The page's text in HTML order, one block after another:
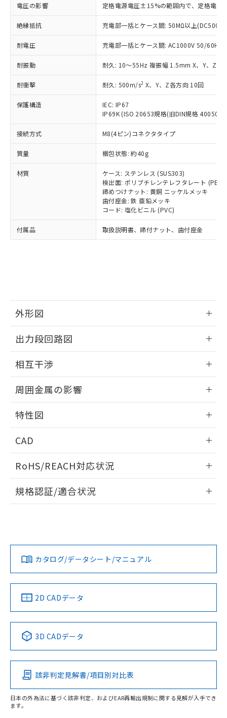
電圧の影響 定格電源電圧±15%の範囲内で、定格電
絶縁抵抗 充電部一括とケース間: 50MΩ以上(DC500V
耐電圧 充電部一括とケース間: AC1000V 50/60Hz
耐振動 耐久: 10～55Hz 複振幅 1.5mm X、Y、Z各
耐衝撃 耐久: 500m/s2 X、Y、Z各方向 10回
保護構造
IEC: IP67
IP69K (ISO 20653規格(旧DIN規格 40050
接続方式 M8(4ピン)コネクタタイプ
質量 梱包状態: 約40g
材質
ケース: ステンレス (SUS303)
検出面: ポリブチレンテレフタレート (PBT)
締めつけナット: 黄銅 ニッケルメッキ
歯付座金: 鉄 亜鉛メッキ
コード: 塩化ビニル (PVC)
付属品 取扱説明書、締付ナット、歯付座金
外形図
外形図
出力段回路図
出力段回路図
タイムチャート
相互干渉
相互干渉
A: 80mm以上、B: 60mm以上
周囲金属の影響
周囲金属の影響
上、n: 24mm以上
特性図
検出物体の大きさと材質による影響
検出領域
CAD
ドすることができます。
ログイン/会員登録
ダウンロードデータをご利用いただく前に、以下を必ずお読
みください。
ソフトウェアの使用条件
RoHS/REACH対応状況
EU RoHS 注意事項・凡例
対応済み
中国 RoHS 注意事項・凡例
Pb Hg Cd Cr(VI)
O
規格認証/適合状況
LR型式承認
（イギリス
船舶規格）
DNV型式承認
（ノルウェー
BV型式承認
（フランス
KR型式
（韓国
No No No No
この製品の規格認証/適合状況ページへ
その他の認証はこちらのページからご検索ください
カタログ/データシート/マニュアル
2D CADデータ
3D CADデータ
該非判定見解書/項目別対比表
日本の外為法に基づく該非判定、およびEAR再輸出規制に関する見解が入手でき
ます。
ことをご了承ください。
在庫状況および標準価格照会結果は、
記載している更新日時点での社内デー
タに基づき作成されるものであり、閲
覧された時点での実際の在庫および標
準価格とは異なる場合があることをご
了承ください。
正式な納期状況および標準価格はお客
様のお取引先、またはお客様担当のオ
ムロン制御機器販売店・当社販売員に
ご相談ください。
オムロン制御機器販売店や当社販売拠
販売ネットワーク
」をご確認
在庫状況および標準価格結果を当社の
事前の承諾なく第三者に漏洩または開
示しないようお願いします。
マイパーツ機能（部品リスト作成サー
ビス）をご利用いただくには、I-Web
メンバーズにご登録されている必要が
お客様が当ウェブサイト上で当社にご
登録された部品リストについて、当社
指します。
*EU RoHS指令（10物質）：
鉛(Pb) 1000ppm以下、 水銀(Hg) 1000ppm以下、 カド
ミウム(Cd) 100ppm以下、
六価クロム(Cr(Ⅵ)) 1000ppm以下、ポリ臭化ビフェニル
類(PBB) 1000ppm以下、ポリ臭化ジフェニルエーテル類
ル) (DEHP)(別名：DOP) 1000ppm以下、フタル酸ブチ
ルベンジル（BBP） 1000ppm以下、フタル酸ジブチル
（DBP） 1000ppm以下、フタル酸ジイソブチル
(DIBP) 1000ppm以下
但し、RoHS指令で産業用監視および制御機器に対する
フタル酸エステル類の４物質については閾値を超える意
図的な使用がないことを確認しています。
※2 対応予定月
部品在庫の切り替え状況などにより、予定
月が前後することがあります。
※3 非含有証明書ダウンロード
51物質の非含有証明書（当社基準）
※本証明書は発行日時点で非含有を証明す
ものではありません。
また、RoHS指令のフタル酸エステル類４
物質の対応では、対応完了までの期間は出
荷製品に未対応品が混在することから備考
欄に対応日を記載しておりました。
既に当社にて対応品への在庫切替を完了
す。
「－」：未確認です。当社販売部門へお問
い合わせください。
*中国RoHS10物質の基準値 (GB/T26572)：
Pb(鉛) :1000ppm、 Hg(水銀) : 1000ppm、 Cd(カドミウ
Cr(Ⅵ)(六価クロム) : 1000ppm、 PBBs(ポリ臭化ビフェ
ニル類) : 1000ppm、 PBDEs(ポリ臭化ジフェニルエーテ
DBP(フタル酸ジブチル) : 1000ppm、 DIBP(フタル酸ジ
イソブチル) : 1000ppm、 BBP(フタル酸ブチルベンジ
ル) : 1000ppm、
DEHP(フタル酸ビス(2-エチルヘキシル)) : 1000ppm
※2 環境保護使用期限
「ｅ」：有害物質（10物質）のすべてが基
準値以下であることを示します。
「10」：通常の使用状況下において有害物
質が外部に漏えいし、環境に深刻な影響を
及ぼさない年数を意味します。
「－」：未確認です。当社販売部門へお問
い合わせください。
当社は、これら貴社製品のうち、外国
為替および外国貿易法に定める商品
（以下｢規制貨物等」という）を輸出
または国外への提供する場合は、日本
国政府の輸出許可(または役務取引許
可)を取得するなどの必要な手続きを
当社は規制貨物を破棄する場合は、完
全に破砕するなど、違法に輸出されな
当社は貴社製品を、核兵器、ミサイ
ル、化学兵器、生物兵器またはその他
武器並びにこれらの製造装置等に一切
使用いたしません。
当社は、貴社製品を第三者に販売する
場合は、上記1、2および3の内容を当
該第三者に通知します。また当社は、
販売先および販売に係わる関係者が違
法に輸出するおそれがある場合は、取
り引きをいたしません。
一定数以上の在庫あり
一定数には満たないが在庫あり
在庫なし(最新の在庫状況につ
いては、お客様のお取引先、ま
たはお客様担当のオムロン制御
機器販売店・当社販売員にご確
認ください)
受注生産機種、また在庫状況の
情報を公開していない機種